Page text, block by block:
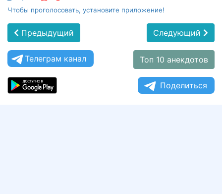
Чтобы проголосовать, установите приложение!
Предыдущий Следующий
Телеграм канал Топ 10 анекдотов
Поделиться